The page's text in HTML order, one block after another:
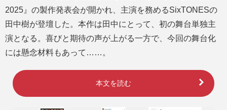
2025』の製作発表会が開かれ、主演を務めるSixTONESの
田中樹が登壇した。本作は田中にとって、初の舞台単独主
演となる。喜びと期待の声が上がる一方で、今回の舞台化
には懸念材料もあって……。
本文を読む